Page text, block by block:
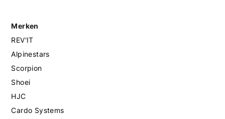
Merken
REV'IT
Alpinestars
Scorpion
Shoei
HJC
Cardo Systems